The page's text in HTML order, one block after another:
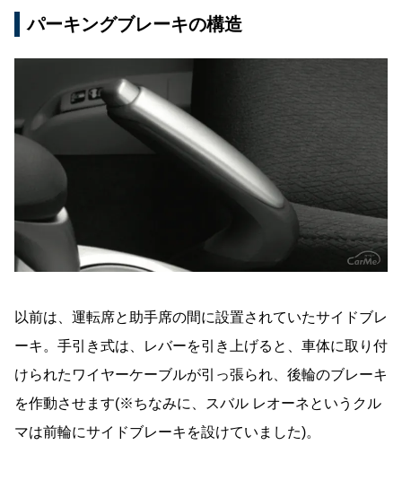
パーキングブレーキの構造
以前は、運転席と助手席の間に設置されていたサイドブレ
ーキ。手引き式は、レバーを引き上げると、車体に取り付
けられたワイヤーケーブルが引っ張られ、後輪のブレーキ
を作動させます(※ちなみに、スバル レオーネというクル
マは前輪にサイドブレーキを設けていました)。